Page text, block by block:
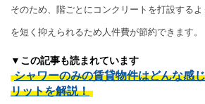
そのため、階ごとにコンクリートを打設する
を短く抑えられるため人件費が節約できます。
▼この記事も読まれています
シャワーのみの賃貸物件はどんな感
リットを解説！